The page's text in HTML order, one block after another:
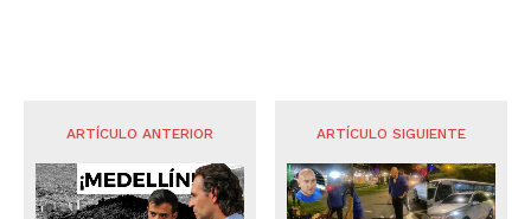
ARTÍCULO ANTERIOR ARTÍCULO SIGUIENTE